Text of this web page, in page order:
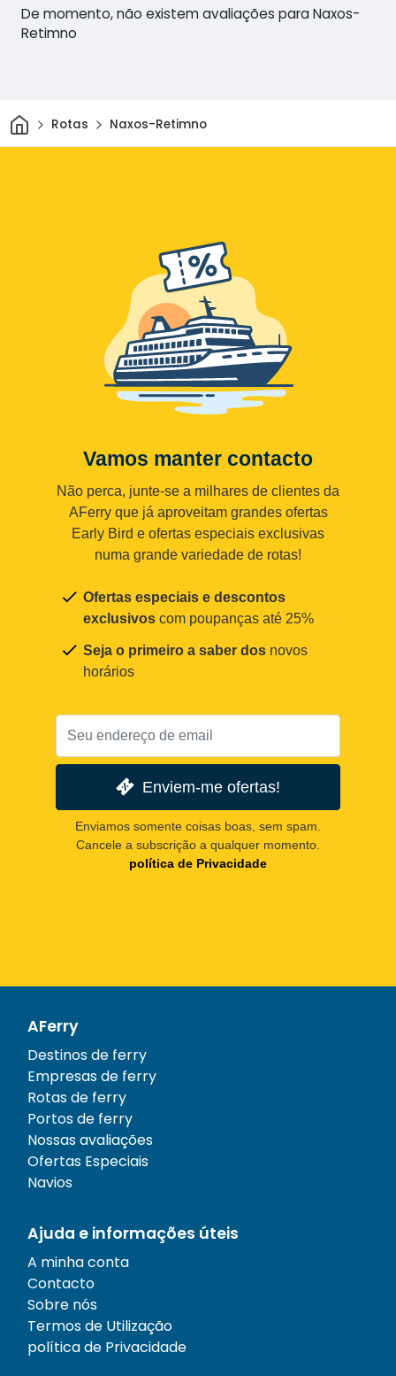
De momento, não existem avaliações para Naxos-
Retimno
CasaRotas Naxos-Retimno
Vamos manter contacto
Não perca, junte-se a milhares de clientes da
AFerry que já aproveitam grandes ofertas
Early Bird e ofertas especiais exclusivas
numa grande variedade de rotas!
Ofertas especiais e descontos
exclusivos com poupanças até 25%
Seja o primeiro a saber dos novos
horários
Enviem-me ofertas!
Enviamos somente coisas boas, sem spam.
Cancele a subscrição a qualquer momento.
política de Privacidade
AFerry
Destinos de ferry
Empresas de ferry
Rotas de ferry
Portos de ferry
Nossas avaliações
Ofertas Especiais
Navios
Ajuda e informações úteis
A minha conta
Contacto
Sobre nós
Termos de Utilização
política de Privacidade